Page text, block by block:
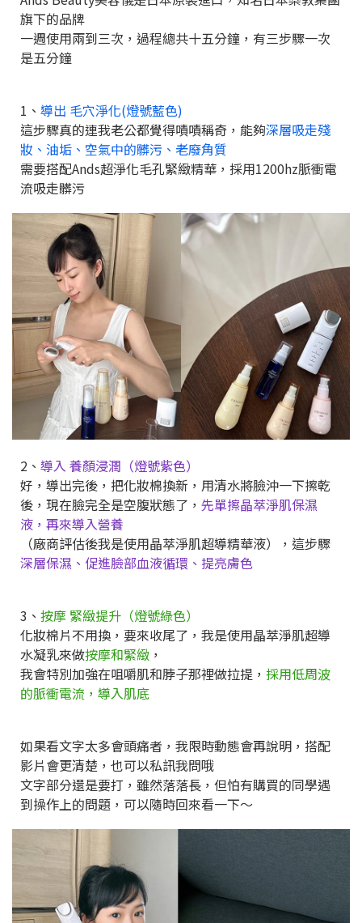
旗下的品牌
一週使用兩到三次，過程總共十五分鐘，有三步驟一次
是五分鐘
1、 導出 毛穴淨化(燈號藍色)
這步驟真的連我老公都覺得嘖嘖稱奇，能夠深層吸走殘
妝、油垢、空氣中的髒污、老廢角質
需要搭配Ands超淨化毛孔緊緻精華，採用1200hz脈衝電
流吸走髒污
2、 導入 養顏浸潤（燈號紫色）
好，導出完後，把化妝棉換新，用清水將臉沖一下擦乾
後，現在臉完全是空腹狀態了， 先單擦晶萃淨肌保濕
液，再來導入營養
（廠商評估後我是使用晶萃淨肌超導精華液），這步驟
深層保濕、促進臉部血液循環、提亮膚色
3、 按摩 緊緻提升（燈號綠色）
化妝棉片不用換，要來收尾了，我是使用晶萃淨肌超導
水凝乳來做按摩和緊緻 ，
我會特別加強在咀嚼肌和脖子那裡做拉提， 採用低周波
的脈衝電流，導入肌底
如果看文字太多會頭痛者，我限時動態會再說明，搭配
影片會更清楚，也可以私訊我問哦
文字部分還是要打，雖然落落長，但怕有購買的同學遇
到操作上的問題，可以隨時回來看一下～